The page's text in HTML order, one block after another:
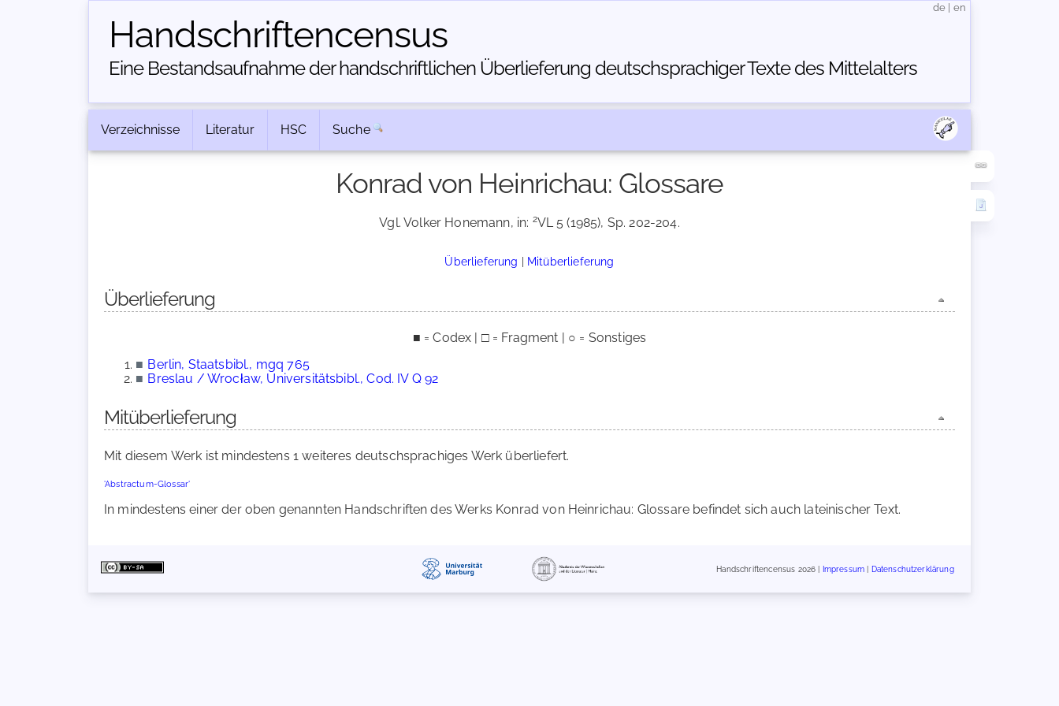
Handschriften­census
Eine Bestandsaufnahme der handschriftlichen Über­lieferung deutschsprachiger Texte des Mittelalters
de en
Verzeichnisse Literatur HSC Suche
Konrad von Heinrichau: Glossare
Vgl. Volker Honemann, in: 2VL 5 (1985), Sp. 202-204.
Überlieferung | Mitüberlieferung
Überlieferung
■ = Codex | □ = Fragment | ○ = Sonstiges
■ Berlin, Staatsbibl., mgq 765
■ Breslau / Wrocław, Universitätsbibl., Cod. IV Q 92
Mitüberlieferung
Mit diesem Werk ist mindestens 1 weiteres deutschsprachiges Werk überliefert.
'Abstractum-Glossar'
In mindestens einer der oben genannten Handschriften des Werks Konrad von Heinrichau: Glossare befindet sich auch lateinischer Text.
Handschriftencensus 2026 | Impressum Datenschutzerklärung